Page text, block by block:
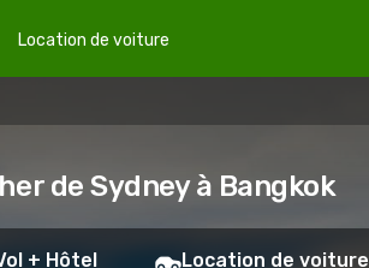
Location de voiture
de Sydney à Bangkok
+ Hôtel Location de voiture